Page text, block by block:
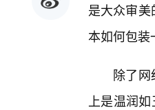
是大众审
本如何包装
除了网
上是温润